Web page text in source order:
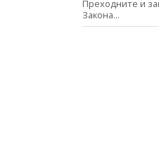
Преходните и
Закона...